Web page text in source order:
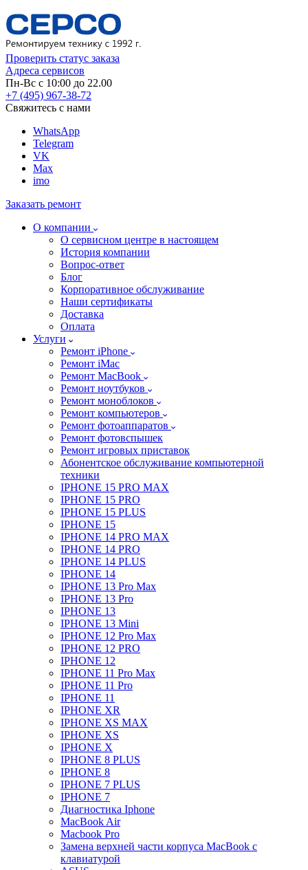
Проверить статус заказа
Адреса сервисов
Пн-Вс с 10:00 до 22.00
+7 (495) 967-38-72
Свяжитесь с нами
WhatsApp
Telegram
VK
Max
imo
Заказать ремонт
О компании
О сервисном центре в настоящем
История компании
Вопрос-ответ
Блог
Корпоративное обслуживание
Наши сертификаты
Доставка
Оплата
Услуги
Ремонт iPhone
Ремонт iMac
Ремонт MacBook
Ремонт ноутбуков
Ремонт моноблоков
Ремонт компьютеров
Ремонт фотоаппаратов
Ремонт фотовспышек
Ремонт игровых приставок
Абонентское обслуживание компьютерной
техники
IPHONE 15 PRO MAX
IPHONE 15 PRO
IPHONE 15 PLUS
IPHONE 15
IPHONE 14 PRO MAX
IPHONE 14 PRO
IPHONE 14 PLUS
IPHONE 14
IPHONE 13 Pro Max
IPHONE 13 Pro
IPHONE 13
IPHONE 13 Mini
IPHONE 12 Pro Max
IPHONE 12 PRO
IPHONE 12
IPHONE 11 Pro Max
IPHONE 11 Pro
IPHONE 11
IPHONE XR
IPHONE XS MAX
IPHONE XS
IPHONE X
IPHONE 8 PLUS
IPHONE 8
IPHONE 7 PLUS
IPHONE 7
Диагностика Iphone
MacBook Air
Macbook Pro
Замена верхней части корпуса MacBook с
клавиатурой